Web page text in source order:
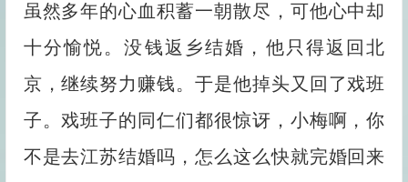
虽然多年的心血积蓄一朝散尽，可他心中却
十分愉悦。没钱返乡结婚，他只得返回北
京，继续努力赚钱。于是他掉头又回了戏班
子。戏班子的同仁们都很惊讶，小梅啊，你
不是去江苏结婚吗，怎么这么快就完婚回来